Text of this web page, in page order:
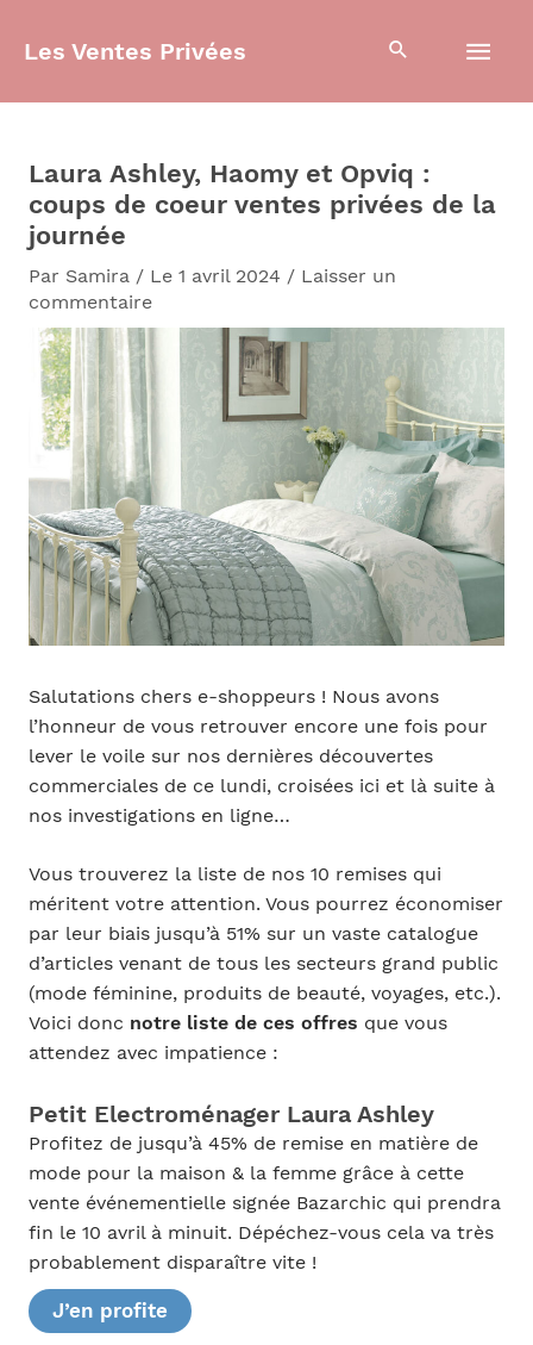
Les Ventes Privées
Laura Ashley, Haomy et Opviq :
coups de coeur ventes privées de la
journée
Par Samira / Le 1 avril 2024 / Laisser un
commentaire
Salutations chers e-shoppeurs ! Nous avons
l’honneur de vous retrouver encore une fois pour
lever le voile sur nos dernières découvertes
commerciales de ce lundi, croisées ici et là suite à
nos investigations en ligne…
Vous trouverez la liste de nos 10 remises qui
méritent votre attention. Vous pourrez économiser
par leur biais jusqu’à 51% sur un vaste catalogue
d’articles venant de tous les secteurs grand public
(mode féminine, produits de beauté, voyages, etc.).
Voici donc notre liste de ces offres que vous
attendez avec impatience :
Petit Electroménager Laura Ashley
Profitez de jusqu’à 45% de remise en matière de
mode pour la maison & la femme grâce à cette
vente événementielle signée Bazarchic qui prendra
fin le 10 avril à minuit. Dépéchez-vous cela va très
probablement disparaître vite !
J’en profite